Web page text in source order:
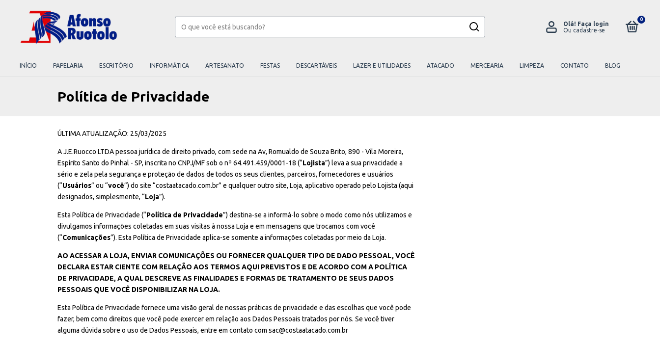
Olá! Faça login
Ou cadastre-se
0
INÍCIO PAPELARIA ESCRITÓRIO INFORMÁTICA ARTESANATO FESTAS DESCARTÁVEIS LAZER E UTILIDADES ATACADO MERCEARIA LIMPEZA CONTATO BLOG
Política de Privacidade
ÚLTIMA ATUALIZAÇÃO: 25/03/2025
A J.E.Ruocco LTDA pessoa jurídica de direito privado, com sede na Av, Romualdo de Souza Brito, 890 - Vila Moreira,
Espírito Santo do Pinhal - SP, inscrita no CNPJ/MF sob o nº 64.491.459/0001-18 (“Lojista”) leva a sua privacidade a
sério e zela pela segurança e proteção de dados de todos os seus clientes, parceiros, fornecedores e usuários
(“Usuários” ou “você”) do site “costaatacado.com.br” e qualquer outro site, Loja, aplicativo operado pelo Lojista (aqui
designados, simplesmente, “Loja”).
Esta Política de Privacidade (“Política de Privacidade”) destina-se a informá-lo sobre o modo como nós utilizamos e
divulgamos informações coletadas em suas visitas à nossa Loja e em mensagens que trocamos com você
(“Comunicações”). Esta Política de Privacidade aplica-se somente a informações coletadas por meio da Loja.
AO ACESSAR A LOJA, ENVIAR COMUNICAÇÕES OU FORNECER QUALQUER TIPO DE DADO PESSOAL, VOCÊ
DECLARA ESTAR CIENTE COM RELAÇÃO AOS TERMOS AQUI PREVISTOS E DE ACORDO COM A POLÍTICA
DE PRIVACIDADE, A QUAL DESCREVE AS FINALIDADES E FORMAS DE TRATAMENTO DE SEUS DADOS
PESSOAIS QUE VOCÊ DISPONIBILIZAR NA LOJA.
Esta Política de Privacidade fornece uma visão geral de nossas práticas de privacidade e das escolhas que você pode
fazer, bem como direitos que você pode exercer em relação aos Dados Pessoais tratados por nós. Se você tiver
alguma dúvida sobre o uso de Dados Pessoais, entre em contato com sac@costaatacado.com.br